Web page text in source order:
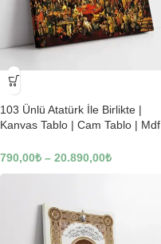
-23%
103 Ünlü Atatürk İle Birlikte |
Kanvas Tablo | Cam Tablo | Mdf
790,00₺ – 20.890,00₺